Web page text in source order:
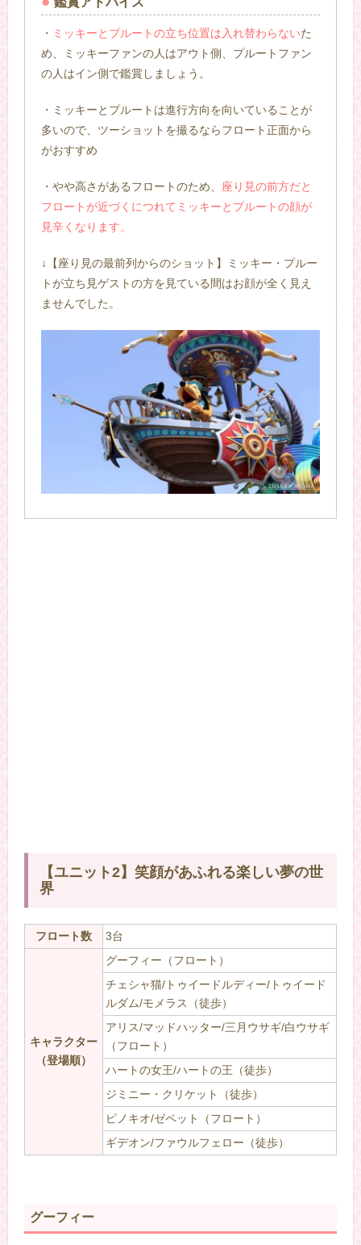
・ ミッキーとプルートの立ち位置は入れ替わらないた
め、ミッキーファンの人はアウト側、プルートファン
の人はイン側で鑑賞しましょう。
・ミッキーとプルートは進行方向を向いていることが
多いので、ツーショットを撮るならフロート正面から
がおすすめ
・やや高さがあるフロートのため、 座り見の前方だと
フロートが近づくにつれてミッキーとプルートの顔が
見辛くなります。
↓【座り見の最前列からのショット】ミッキー・プルー
トが立ち見ゲストの方を見ている間はお顔が全く見え
ませんでした。
【ユニット2】笑顔があふれる楽しい夢の世
界
フロート数 3台
キャラクター
（登場順）
グーフィー（フロート）
チェシャ猫/トゥイードルディー/トゥイード
ルダム/モメラス（徒歩）
アリス/マッドハッター/三月ウサギ/白ウサギ
（フロート）
ハートの女王/ハートの王（徒歩）
ジミニー・クリケット（徒歩）
ピノキオ/ゼペット（フロート）
ギデオン/ファウルフェロー（徒歩）
グーフィー